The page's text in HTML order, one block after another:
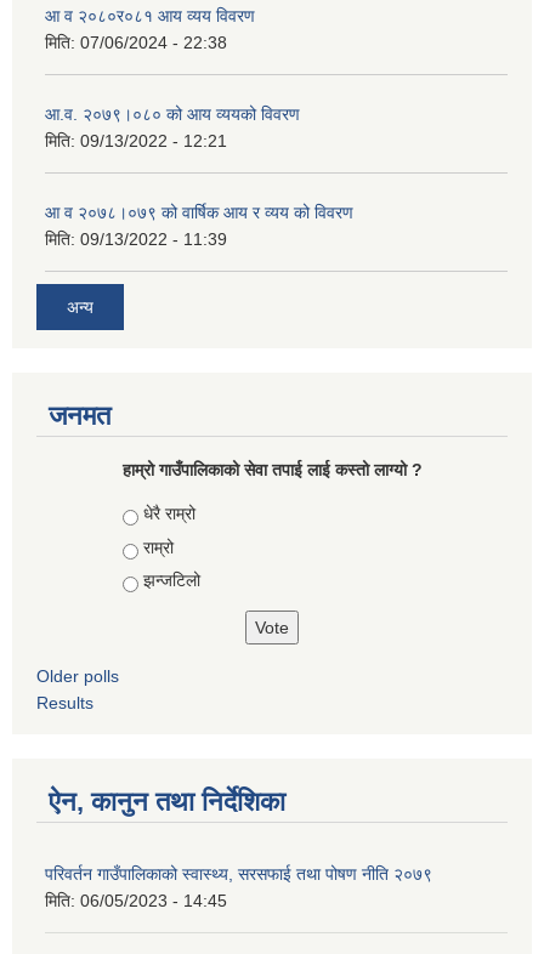
आ व २०८०र०८१ आय व्यय विवरण
मिति: 07/06/2024 - 22:38
आ.व. २०७९।०८० को आय व्ययको विवरण
मिति: 09/13/2022 - 12:21
आ‍ व २०७८।०७९ को वार्षिक आय र व्यय को विवरण
मिति: 09/13/2022 - 11:39
अन्य
जनमत
हाम्रो गाउँपालिकाको सेवा तपाई लाई कस्तो लाग्यो ?
Choices
धेरै राम्रो
राम्रो
झन्जटिलो
Older polls
Results
ऐन, कानुन तथा निर्देशिका
परिवर्तन गाउँपालिकाको स्वास्थ्य, सरसफाई तथा पोषण नीति २०७९
मिति: 06/05/2023 - 14:45